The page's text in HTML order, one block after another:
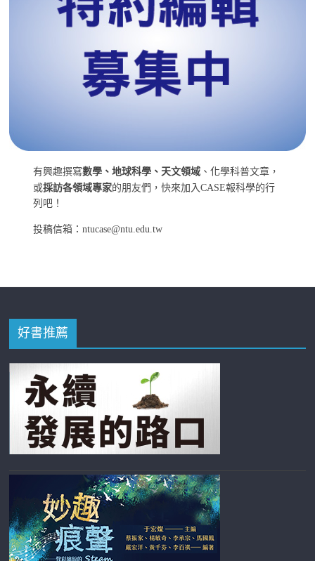
有興趣撰寫數學、地球科學、天文領域 、化學科普文章，
或採訪各領域專家的朋友們，快來加入CASE報科學的行
列吧！
投稿信箱：ntucase@ntu.edu.tw
好書推薦